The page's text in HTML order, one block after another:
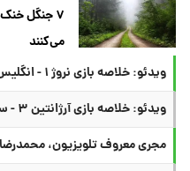
۷ جنگل
می‌کنند
ویدئو: خلاصه بازی نروژ ۱ - انگلیس ۲
ویدئو: خلاصه بازی آرژانتین ۳ - سوئیس ۱
مجری معروف تلویزیون،